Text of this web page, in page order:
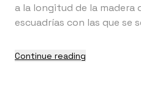
a la longitud de la madera
escuadrías con las que se
que se repite en el magma
Continue reading